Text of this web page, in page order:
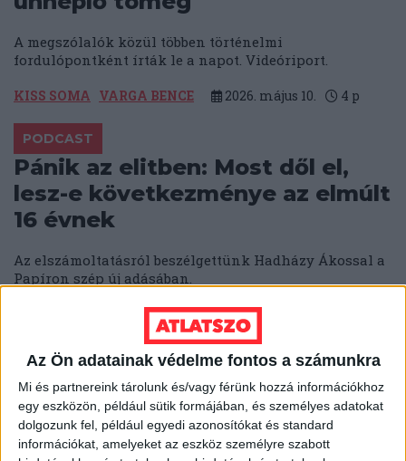
Az Ön adatainak védelme fontos a számunkra
Mi és partnereink tárolunk és/vagy férünk hozzá információkhoz
egy eszközön, például sütik formájában, és személyes adatokat
dolgozunk fel, például egyedi azonosítókat és standard
információkat, amelyeket az eszköz személyre szabott
A megszólalók közül többen történelmi
fordulópontként írták le a napot. Videóriport.
KISS SOMA VARGA BENCE 2026. május 10. 4 p
PODCAST
Pánik az elitben: Most dől el,
lesz-e következménye az elmúlt
16 évnek
Az elszámoltatásról beszélgettünk Hadházy Ákossal a
Papíron szép új adásában.
KATUS ESZTER BODOKY BENCE
2026. május 9. 2p
AZ ELMÚLT 16 ÉV
„Most már lehet beszélni” – a
stadionokon kívül is bevetette a